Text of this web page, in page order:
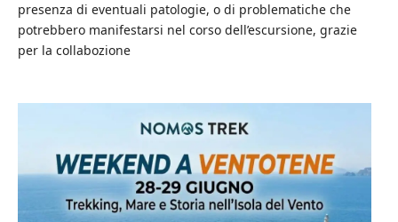
presenza di eventuali patologie, o di problematiche che
potrebbero manifestarsi nel corso dell’escursione, grazie
per la collabozione